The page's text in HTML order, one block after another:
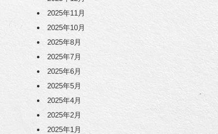
2025年11月
2025年10月
2025年8月
2025年7月
2025年6月
2025年5月
2025年4月
2025年2月
2025年1月